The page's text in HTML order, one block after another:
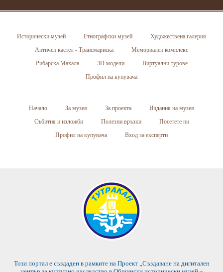
Исторически музей Етнографски музей
Художествена галерия
Античен кастел - Трансмариска
Мемориален комплекс
Рибарска Махала
3D модели
Виртуални турове
Профил на купувача
Начало За музея За проекта
Издания на музея
Събития и изложби
Полезни връзки
Посетете ни
Профил на купувача
Вход за експерти
Този портал е създаден в рамките на Проект „Създаване на дигитален